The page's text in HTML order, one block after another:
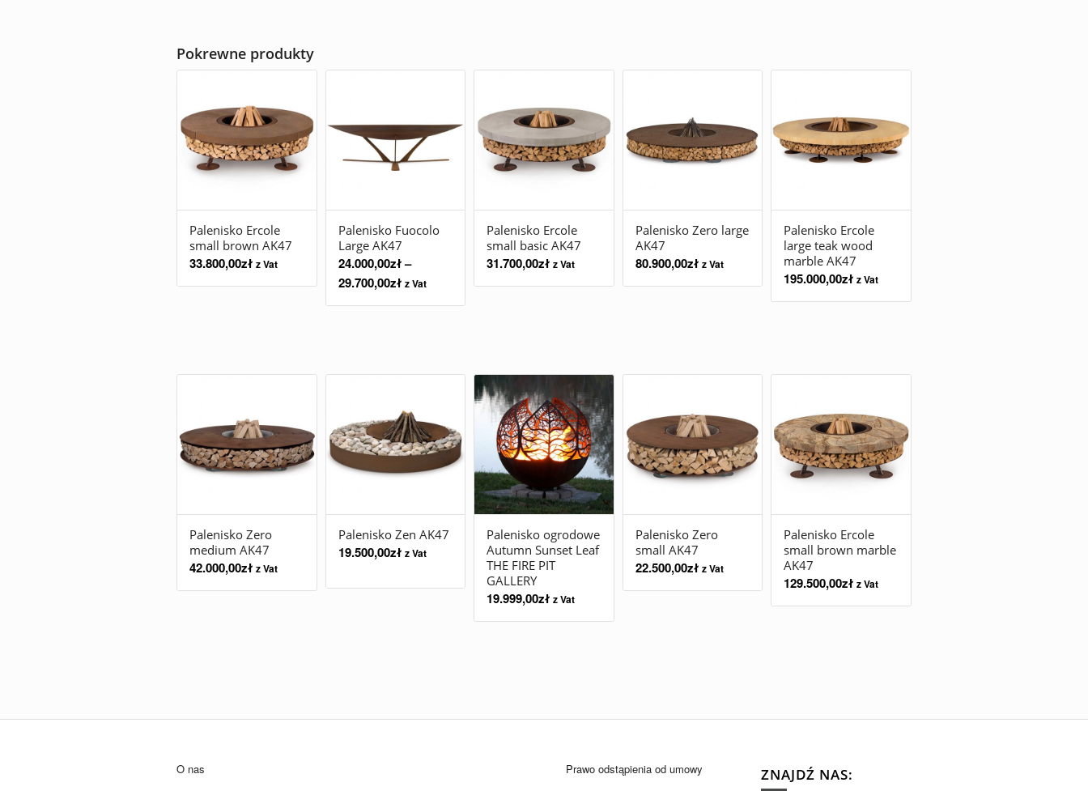
Pokrewne produkty
Palenisko Ercole
small brown AK47
33.800,00zł z Vat
Palenisko Fuocolo
Large AK47
24.000,00zł–
29.700,00zł z Vat
Palenisko Ercole
small basic AK47
31.700,00zł z Vat
Palenisko Zero large
AK47
80.900,00zł z Vat
Palenisko Ercole
large teak wood
marble AK47
195.000,00zł z Vat
Palenisko Zero
medium AK47
42.000,00zł z Vat
Palenisko Zen AK47
19.500,00zł z Vat
Palenisko ogrodowe
Autumn Sunset Leaf
THE FIRE PIT
GALLERY
19.999,00zł z Vat
Palenisko Zero
small AK47
22.500,00zł z Vat
Palenisko Ercole
small brown marble
AK47
129.500,00zł z Vat
O nas
Prawo odstąpienia od umowy
ZNAJDŹ NAS: